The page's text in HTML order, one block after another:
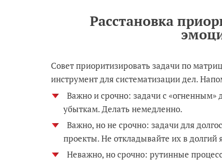
Расстановка
Совет приоритизировать задачи по
инструмент для систематизации дел.
Важно и срочно: задачи с «огненным»
убыткам. Делать немедленно.
Важно, но не срочно: задачи для
проекты. Не откладывайте их в долгий
Неважно, но срочно: рутинные